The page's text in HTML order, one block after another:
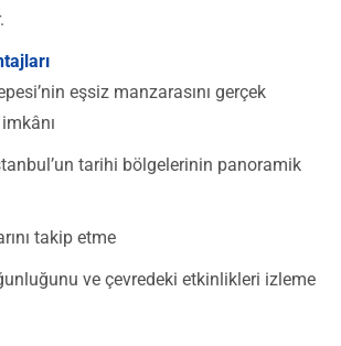
eşsiz manzarasını gerçek
tarihi bölgelerinin panoramik
takip etme
ve çevredeki etkinlikleri izleme